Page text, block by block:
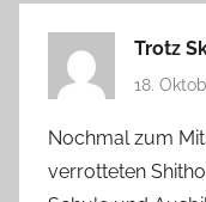
Trotz
18.
Nochmal zum
verrotteten